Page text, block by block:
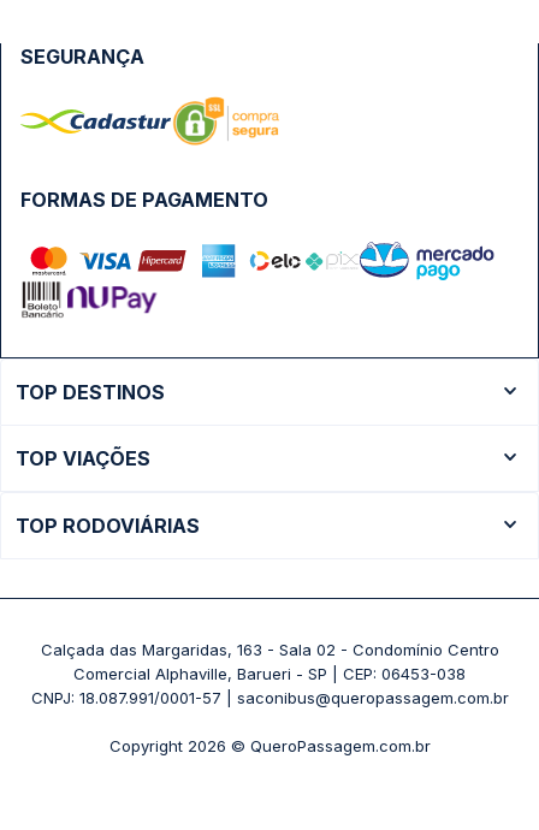
FORMAS DE PAGAMENTO
SEGURANÇA
TOP DESTINOS
Ônibus São Paulo
TOP VIAÇÕES
Passagens Pássaro Marron
+ Viações
TOP RODOVIÁRIAS
Rodoviária Belo Horizonte - Gov. Israel Pinheiro (Tergip)
Rodoviária Curitiba
+ Rodoviárias
Calçada das Margaridas, 163 - Sala 02 - Condomínio Centro
Comercial Alphaville, Barueri - SP | CEP: 06453-038
CNPJ: 18.087.991/0001-57 | saconibus@queropassagem.com.br
Copyright 2026 © QueroPassagem.com.br